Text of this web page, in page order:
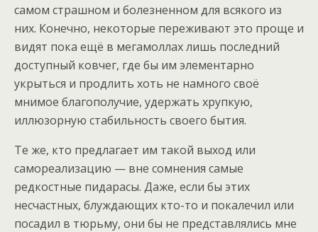
самом страшном и болезненном для всякого из
них. Конечно, некоторые переживают это проще и
видят пока ещё в мегамоллах лишь последний
доступный ковчег, где бы им элементарно
укрыться и продлить хоть не намного своё
мнимое благополучие, удержать хрупкую,
иллюзорную стабильность своего бытия.
Те же, кто предлагает им такой выход или
самореализацию — вне сомнения самые
редкостные пидарасы. Даже, если бы этих
несчастных, блуждающих кто-то и покалечил или
посадил в тюрьму, они бы не представлялись мне